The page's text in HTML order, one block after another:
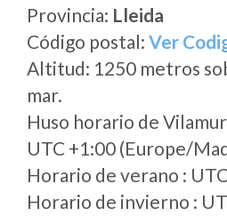
Provincia: Lleida
Código postal: Ver
Altitud: 1250 metros
mar.
Huso horario de Vilamur
UTC +1:00 (Europe/
Horario de verano :
Horario de invierno :